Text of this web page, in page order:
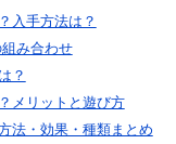
入手方法は？
み合わせ
？
メリットと遊び方
法・効果・種類まとめ